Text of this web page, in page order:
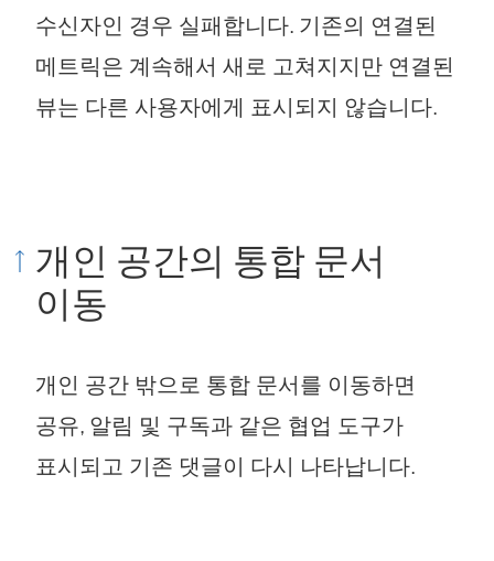
수신자인 경우 실패합니다. 기존의 연결된
메트릭은 계속해서 새로 고쳐지지만 연결된
뷰는 다른 사용자에게 표시되지 않습니다.
개인 공간의 통합 문서
이동
개인 공간 밖으로 통합 문서를 이동하면
공유, 알림 및 구독과 같은 협업 도구가
표시되고 기존 댓글이 다시 나타납니다.